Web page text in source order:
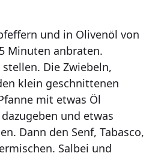
und in Olivenöl von
Minuten anbraten.
Die Zwiebeln,
klein geschnittenen
mit etwas Öl
und etwas
Dann den Senf, Tabasco,
Salbei und